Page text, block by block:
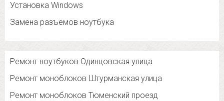
Установка Windows
Замена разъемов ноутбука
Ремонт ноутбуков Одинцовская улица
Ремонт моноблоков Штурманская улица
Ремонт моноблоков Тюменский проезд